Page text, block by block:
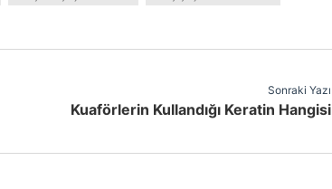
Sonraki Yazı
Kuaförlerin Kullandığı Keratin Hangisi